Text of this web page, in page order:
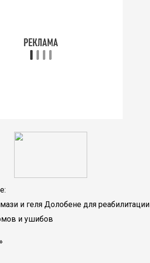
и геля Долобене для реабилитации
и ушибов